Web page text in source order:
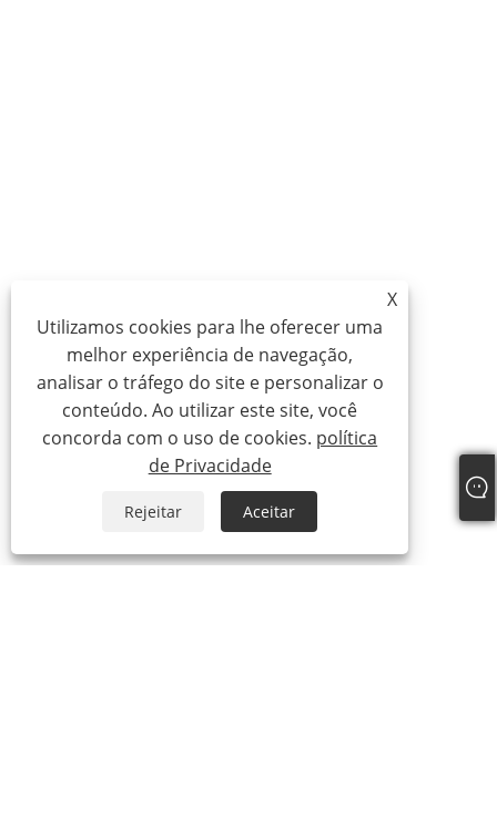
X
Utilizamos cookies para lhe oferecer uma
melhor experiência de navegação,
analisar o tráfego do site e personalizar o
conteúdo. Ao utilizar este site, você
concorda com o uso de cookies. política
de Privacidade
Rejeitar Aceitar